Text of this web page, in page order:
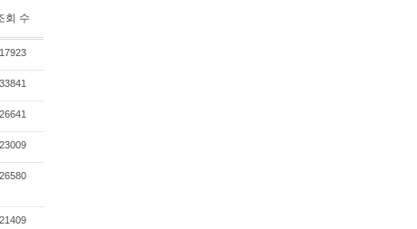
회 수
17923
33841
26641
23009
26580
21409